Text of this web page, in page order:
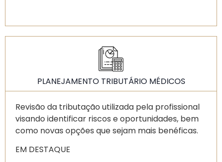
PLANEJAMENTO TRIBUTÁRIO MÉDICOS
Revisão da tributação utilizada pela profissional
visando identificar riscos e oportunidades, bem
como novas opções que sejam mais benéficas.
EM DESTAQUE